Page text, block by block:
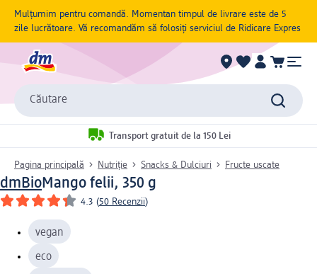
Mulțumim pentru comandă. Momentan timpul de livrare este de 5
zile lucrătoare. Vă recomandăm să folosiți serviciul de Ridicare Expres
Căutare
Transport gratuit de la 150 Lei
Pagina principală Nutriție Snacks & Dulciuri Fructe uscate
dmBioMango felii, 350 g
4.3 (50 Recenzii)
vegan
eco